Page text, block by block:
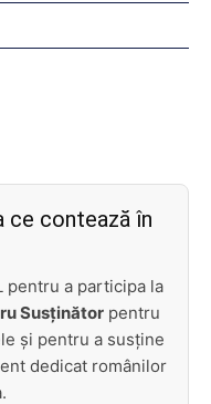
ce contează în
pentru a participa la
Susținător pentru
și pentru a susține
dedicat românilor